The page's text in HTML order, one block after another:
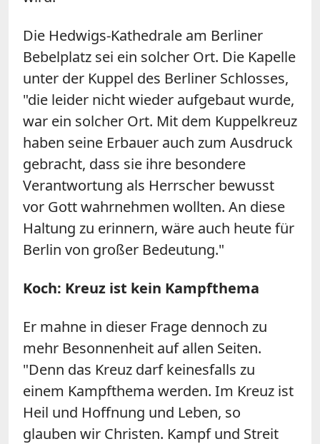
Die Hedwigs-Kathedrale am Berliner
Bebelplatz sei ein solcher Ort. Die Kapelle
unter der Kuppel des Berliner Schlosses,
"die leider nicht wieder aufgebaut wurde,
war ein solcher Ort. Mit dem Kuppelkreuz
haben seine Erbauer auch zum Ausdruck
gebracht, dass sie ihre besondere
Verantwortung als Herrscher bewusst
vor Gott wahrnehmen wollten. An diese
Haltung zu erinnern, wäre auch heute für
Berlin von großer Bedeutung."
Koch: Kreuz ist kein Kampfthema
Er mahne in dieser Frage dennoch zu
mehr Besonnenheit auf allen Seiten.
"Denn das Kreuz darf keinesfalls zu
einem Kampfthema werden. Im Kreuz ist
Heil und Hoffnung und Leben, so
glauben wir Christen. Kampf und Streit